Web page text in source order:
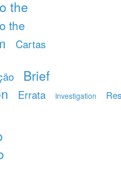
the
the
Cartas
Brief
Errata Investigation